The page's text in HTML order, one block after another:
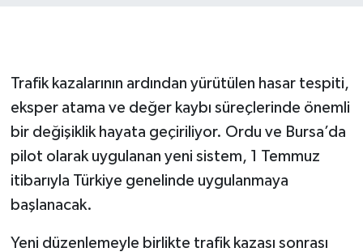
Trafik kazalarının ardından yürütülen hasar tespiti,
eksper atama ve değer kaybı süreçlerinde önemli
bir değişiklik hayata geçiriliyor. Ordu ve Bursa’da
pilot olarak uygulanan yeni sistem, 1 Temmuz
itibarıyla Türkiye genelinde uygulanmaya
başlanacak.
Yeni düzenlemeyle birlikte trafik kazası sonrası